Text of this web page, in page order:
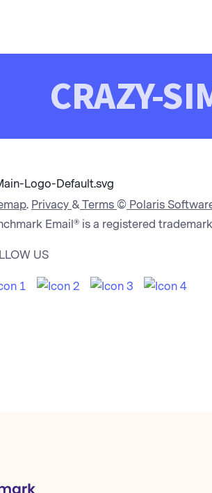
CRAZY-
. Privacy &Terms © Polaris
Email® is a registered
US